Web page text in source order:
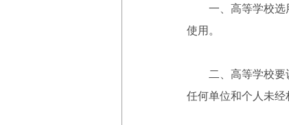
一、高等学校选用
使用。
二、高等学校要认
任何单位和个人未经